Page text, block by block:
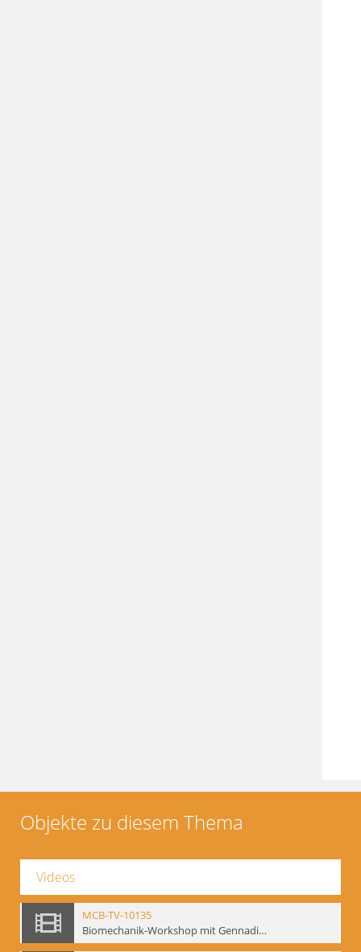
Objekte zu diesem Thema
Videos
MCB-TV-10135
Biomechanik-Workshop mit Gennadij Bogdanow, Berlin 1991 - Interne Signatur: BM-vid-50